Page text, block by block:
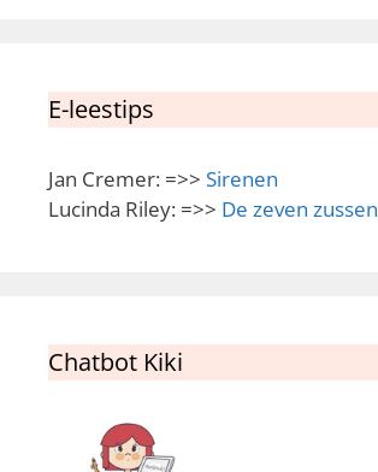
E-leestips
Jan Cremer: =>> Sirenen
Lucinda Riley: =>> De zeven zussen
Chatbot Kiki